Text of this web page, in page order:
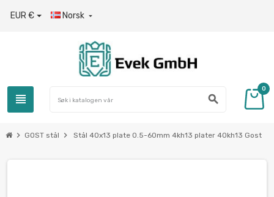
EUR € Norsk 
view_headline search
0
chevron_right GOST stål chevron_right Stål 40x13 plate 0.5-60mm 4kh13 plater 40kh13 Gost